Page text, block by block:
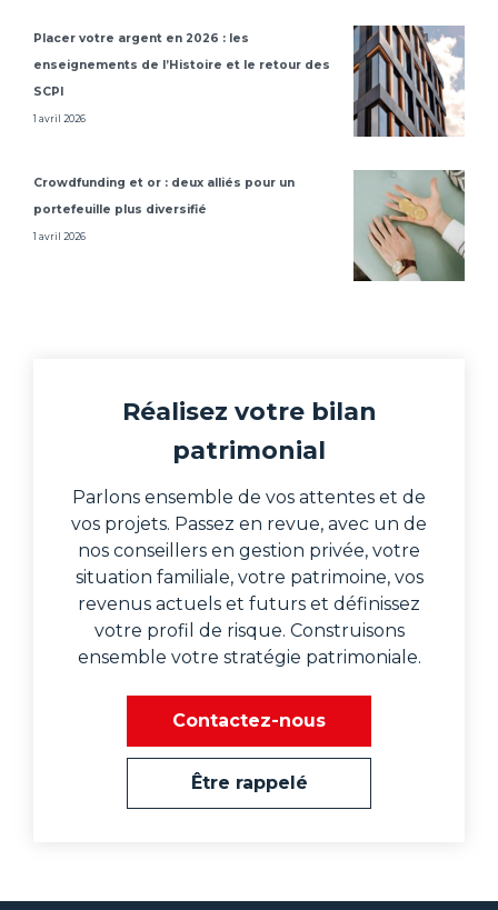
Placer votre argent en 2026 : les
enseignements de l’Histoire et le retour des
SCPI
1 avril 2026
Crowdfunding et or : deux alliés pour un
portefeuille plus diversifié
1 avril 2026
Réalisez votre bilan
patrimonial
Parlons ensemble de vos attentes et de
vos projets. Passez en revue, avec un de
nos conseillers en gestion privée, votre
situation familiale, votre patrimoine, vos
revenus actuels et futurs et définissez
votre profil de risque. Construisons
ensemble votre stratégie patrimoniale.
Contactez-nous
Être rappelé